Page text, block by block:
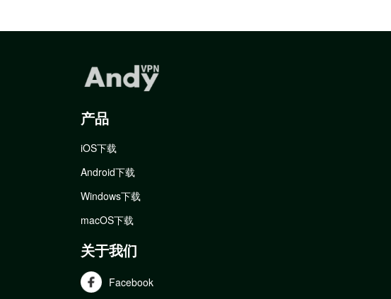
产品
iOS下载
Android下载
Windows下载
macOS下载
关于我们
Facebook